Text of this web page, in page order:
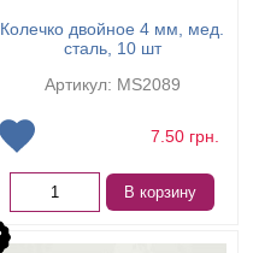
Колечко двойное 4 мм, мед.
сталь, 10 шт
Артикул: MS2089
7.50 грн.
В корзину